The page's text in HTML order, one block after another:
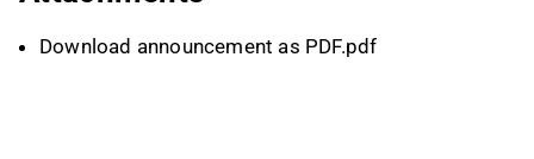
Download announcement as PDF.pdf